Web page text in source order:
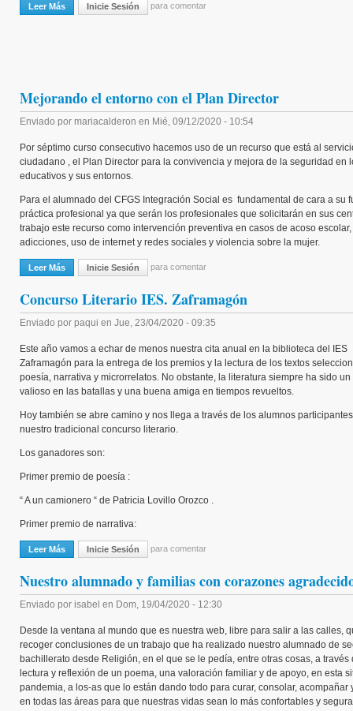
Leer Más Sobre Merry Christmas
Inicie Sesión para comentar
Mejorando el entorno con el Plan Director
Enviado por mariacalderon en Mié, 09/12/2020 - 10:54
Por séptimo curso consecutivo hacemos uso de un recurso que está al
ciudadano , el Plan Director para la convivencia y mejora de la seguridad en
educativos y sus entornos.
Para el alumnado del CFGS Integración Social es fundamental de cara a su
práctica profesional ya que serán los profesionales que solicitarán en sus
trabajo este recurso como intervención preventiva en casos de acoso escolar,
adicciones, uso de internet y redes sociales y violencia sobre la mujer.
Leer Más Sobre Mejorando El Entorno Con El Plan Director
Inicie Sesión para comentar
Concurso Literario IES. Zaframagón
Enviado por paqui en Jue, 23/04/2020 - 09:35
Este año vamos a echar de menos nuestra cita anual en la biblioteca del IES
Zaframagón para la entrega de los premios y la lectura de los textos
poesía, narrativa y microrrelatos. No obstante, la literatura siempre ha sido
valioso en las batallas y una buena amiga en tiempos revueltos.
Hoy también se abre camino y nos llega a través de los alumnos
nuestro tradicional concurso literario.
Los ganadores son:
Primer premio de poesía :
“ A un camionero “ de Patricia Lovillo Orozco .
Primer premio de narrativa:
Leer Más Sobre Concurso Literario IES. Zaframagón
Inicie Sesión para comentar
Nuestro alumnado y familias con corazones
Enviado por isabel en Dom, 19/04/2020 - 12:30
Desde la ventana al mundo que es nuestra web, libre para salir a las calles,
recoger conclusiones de un trabajo que ha realizado nuestro alumnado de
bachillerato desde Religión, en el que se le pedía, entre otras cosas, a través
lectura y reflexión de un poema, una valoración familiar y de apoyo, en esta
pandemia, a los-as que lo están dando todo para curar, consolar, acompañar
en todas las áreas para que nuestras vidas sean lo más confortables y